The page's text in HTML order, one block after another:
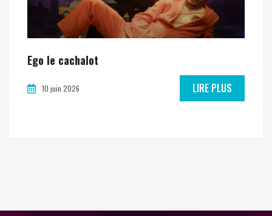
Ego le cachalot
10 juin 2026 LIRE PLUS